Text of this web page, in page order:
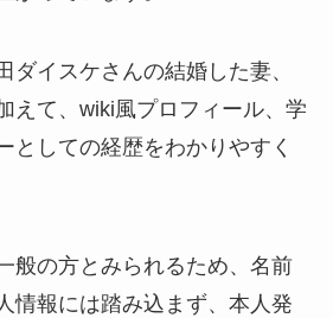
ダイスケさんの結婚した妻、
えて、wiki風プロフィール、学
としての経歴をわかりやすく
般の方とみられるため、名前
情報には踏み込まず、本人発